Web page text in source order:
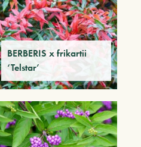
BERBERIS x frikartii
‘Telstar’